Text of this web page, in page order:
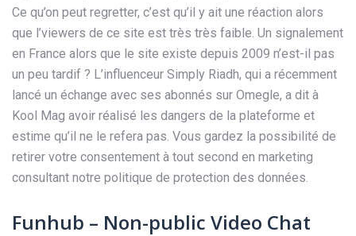
Ce qu’on peut regretter, c’est qu’il y ait une réaction alors
que l’viewers de ce site est très très faible. Un signalement
en France alors que le site existe depuis 2009 n’est-il pas
un peu tardif ? L’influenceur Simply Riadh, qui a récemment
lancé un échange avec ses abonnés sur Omegle, a dit à
Kool Mag avoir réalisé les dangers de la plateforme et
estime qu’il ne le refera pas. Vous gardez la possibilité de
retirer votre consentement à tout second en marketing
consultant notre politique de protection des données.
Funhub – Non-public Video Chat